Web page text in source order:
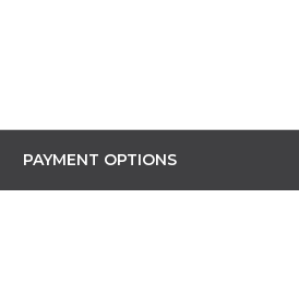
PAYMENT OPTIONS